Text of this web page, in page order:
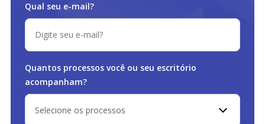
Qual seu e-mail?
Quantos processos você ou seu escritório
acompanham?
Selecione os processos